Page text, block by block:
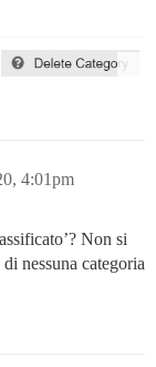
4:01pm
Non si
nessuna categoria